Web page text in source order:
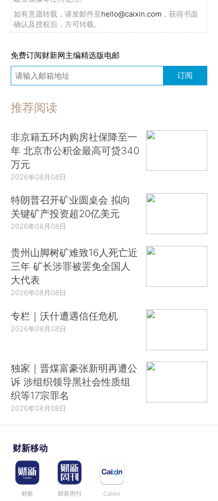
如有意愿转载，请发邮件至hello@caixin.com ，获得书面
确认及授权后，方可转载。
免费订阅财新网主编精选版电邮
订阅
推荐阅读
非京籍五环内购房社保降至一
年 北京市公积金最高可贷340
万元
2026年08月08日
特朗普召开矿业圆桌会 拟向
关键矿产投资超20亿美元
2026年08月08日
贵州山脚树矿难致16人死亡近
三年 矿长涉罪被罢免全国人
大代表
2026年08月08日
专栏｜沃什遭遇信任危机
2026年08月08日
独家｜晋煤富豪张新明再遭公
诉 涉组织领导黑社会性质组
织等17宗罪名
2026年08月08日
财新移动
财新 财新周刊 Caixin